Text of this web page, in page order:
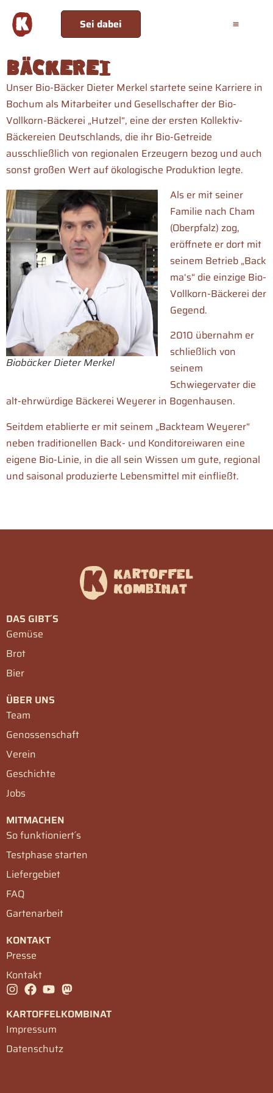
Sei dabei
Bäckerei
Unser Bio-Bäcker Dieter Merkel startete seine Karriere in
Bochum als Mitarbeiter und Gesellschafter der Bio-
Vollkorn-Bäckerei „Hutzel“, eine der ersten Kollektiv-
Bäckereien Deutschlands, die ihr Bio-Getreide
ausschließlich von regionalen Erzeugern bezog und auch
sonst großen Wert auf ökologische Produktion legte.
Biobäcker Dieter Merkel
Als er mit seiner
Familie nach Cham
(Oberpfalz) zog,
eröffnete er dort mit
seinem Betrieb „Back
ma‘s“ die einzige Bio-
Vollkorn-Bäckerei der
Gegend.
2010 übernahm er
schließlich von
seinem
Schwiegervater die
alt-ehrwürdige Bäckerei Weyerer in Bogenhausen.
Seitdem etablierte er mit seinem „Backteam Weyerer“
neben traditionellen Back- und Konditoreiwaren eine
eigene Bio-Linie, in die all sein Wissen um gute, regional
und saisonal produzierte Lebensmittel mit einfließt.
DAS GIBT´S
Gemüse
Brot
Bier
ÜBER UNS
Team
Genossenschaft
Verein
Geschichte
Jobs
MITMACHEN
So funktioniert´s
Testphase starten
Liefergebiet
FAQ
Gartenarbeit
KONTAKT
Presse
Kontakt
KARTOFFELKOMBINAT
Impressum
Datenschutz